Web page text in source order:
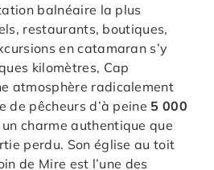
balnéaire la plus
restaurants, boutiques,
en catamaran s’y
kilomètres, Cap
atmosphère radicalement
de pêcheurs d’à peine 5 000
charme authentique que
perdu. Son église au toit
de Mire est l’une des